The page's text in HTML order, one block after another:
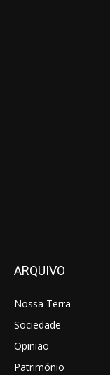
ARQUIVO
Nossa Terra
Sociedade
Opinião
Património